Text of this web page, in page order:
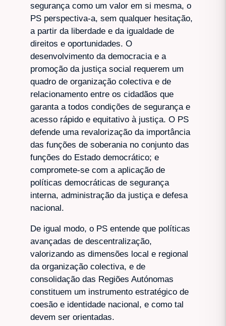
segurança como um valor em si mesma, o
PS perspectiva-a, sem qualquer hesitação,
a partir da liberdade e da igualdade de
direitos e oportunidades. O
desenvolvimento da democracia e a
promoção da justiça social requerem um
quadro de organização colectiva e de
relacionamento entre os cidadãos que
garanta a todos condições de segurança e
acesso rápido e equitativo à justiça. O PS
defende uma revalorização da importância
das funções de soberania no conjunto das
funções do Estado democrático; e
compromete-se com a aplicação de
políticas democráticas de segurança
interna, administração da justiça e defesa
nacional.
De igual modo, o PS entende que políticas
avançadas de descentralização,
valorizando as dimensões local e regional
da organização colectiva, e de
consolidação das Regiões Autónomas
constituem um instrumento estratégico de
coesão e identidade nacional, e como tal
devem ser orientadas.